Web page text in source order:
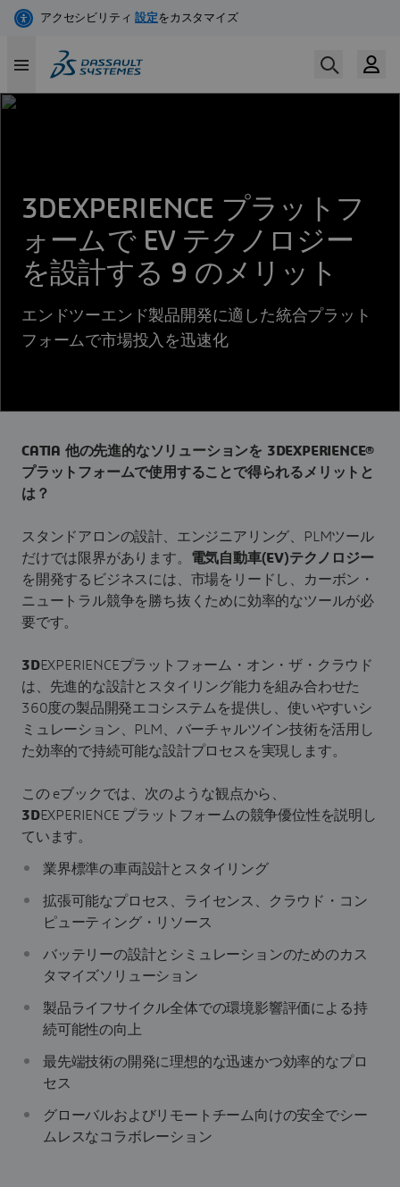
Skip
content
3DEXPERIENCE プラットフ
ォームで EV テクノロジー
を設計する 9 のメリット
エンドツーエンド製品開発に適した統合プラット
フォームで市場投入を迅速化
CATIA 他の先進的なソリューションを 3DEXPERIENCE®
プラットフォームで使用することで得られるメリットと
は？
スタンドアロンの設計、エンジニアリング、PLMツール
だけでは限界があります。 電気自動車(EV)テクノロジー
を開発するビジネスには、市場をリードし、カーボン・
ニュートラル競争を勝ち抜くために効率的なツールが必
要です。
3DEXPERIENCEプラットフォーム・オン・ザ・クラウド
は、先進的な設計とスタイリング能力を組み合わせた
360度の製品開発エコシステムを提供し、使いやすいシ
ミュレーション、PLM、バーチャルツイン技術を活用し
た効率的で持続可能な設計プロセスを実現します。
この eブックでは、次のような観点から、
3DEXPERIENCE プラットフォームの競争優位性を説明し
ています。
業界標準の車両設計とスタイリング
拡張可能なプロセス、ライセンス、クラウド・コン
ピューティング・リソース
バッテリーの設計とシミュレーションのためのカス
タマイズソリューション
製品ライフサイクル全体での環境影響評価による持
続可能性の向上
最先端技術の開発に理想的な迅速かつ効率的なプロ
セス
グローバルおよびリモートチーム向けの安全でシー
ムレスなコラボレーション